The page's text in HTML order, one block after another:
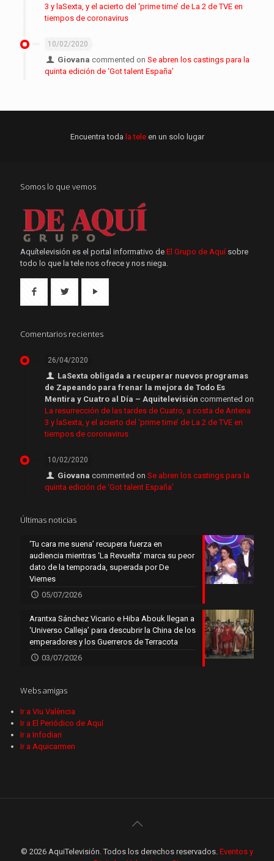
3 y laSexta, y el acierto del ‘prime time’ de La 2 de TVE en
tiempos de coronavirus
10/02/2020
Giovana commented onSe abren los castings para la
quinta edición de ‘Got talent España’
Encuentra toda la tele en un solo lugar
Somos lo que vemos
Aquítelevisión es el portal informativo de El Grupo de Aquí sobre
todo lo que la tele nos ofrece y nos niega.
Comentarios recientes
26/04/2020
LaSexta obligada a recuperar nuevos programas
de Zapeando para frenar la mejora de Todo Es
Mentira y Cuatro al Día – Aquitelevisión commented on
La resurrección de las tardes de Cuatro, a costa de Antena
3 y laSexta, y el acierto del ‘prime time’ de La 2 de TVE en
tiempos de coronavirus
10/02/2020
Giovana commented onSe abren los castings para la
quinta edición de ‘Got talent España’
Últimas noticias
‘Tu cara me suena’ recupera fuerza en
audiencia mientras ‘La Revuelta’ marca su peor
dato de la temporada, superada por De
Viernes
05/07/2026
Arantxa Sánchez Vicario e Hiba Abouk llegan a
‘Universo Calleja’ para descubrir la China de los
emperadores y los Guerreros de Terracota
03/07/2026
Webs amigas
Ir a Viu València
Ir a El Periódico de Aquí
Ir a Infodiari
Ir a Aquicarmen
© 2026 AquiTelevisión. Todos los derechos reservados. Eventos y